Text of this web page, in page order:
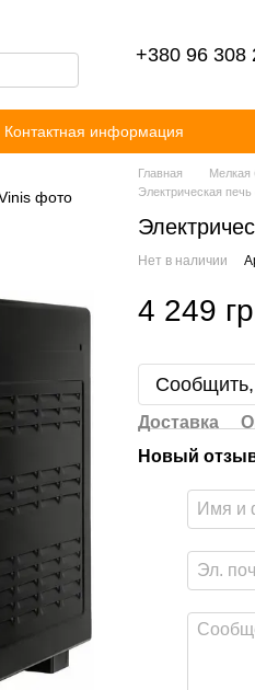
+380 96 308
Контактная информация
Блог Отзывы
Главная Мелкая
Электрическая
Нет в наличии
4 249
Сообщить,
Доставка
Новый